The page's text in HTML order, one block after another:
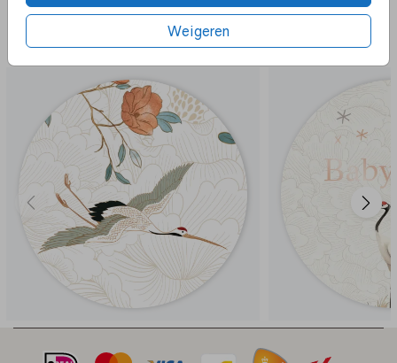
Weigeren
Deze ontwerpen vind je misschien
ook leuk